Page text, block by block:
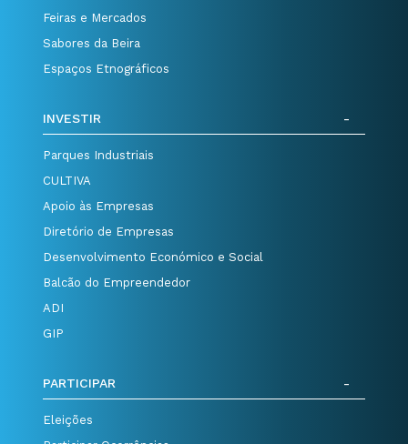
Feiras e Mercados
Sabores da Beira
Espaços Etnográficos
INVESTIR
Parques Industriais
CULTIVA
Apoio às Empresas
Diretório de Empresas
Desenvolvimento Económico e Social
Balcão do Empreendedor
ADI
GIP
PARTICIPAR
Eleições